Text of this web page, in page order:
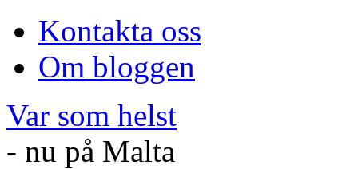
Kontakta oss
Om bloggen
Var som helst
- nu på Malta